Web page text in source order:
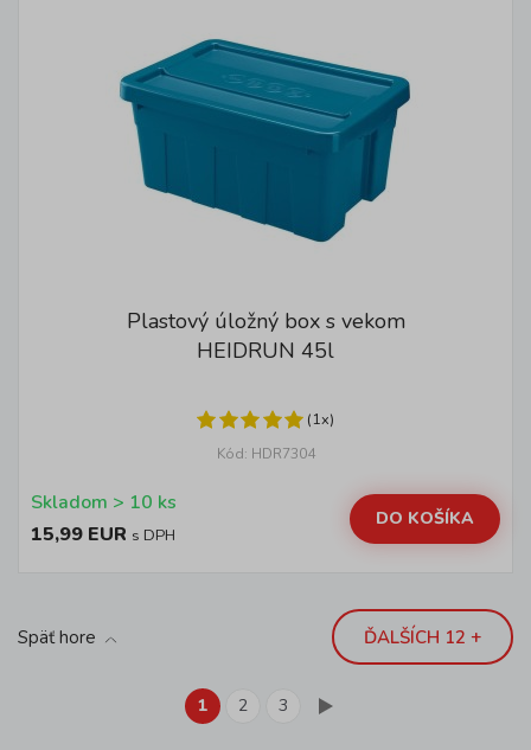
Plastový úložný box s vekom
HEIDRUN 45l
(1x)
Kód: HDR7304
Skladom > 10 ks
15,99 EUR s DPH
DO KOŠÍKA
Späť hore ĎALŠÍCH 12 +
1 2 3